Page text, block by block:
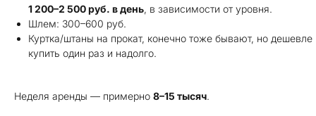
1 200–2 500 руб. в день, в зависимости от уровня.
Шлем: 300–600 руб.
Куртка/штаны на прокат, конечно тоже бывают, но дешевле
купить один раз и надолго.
Неделя аренды — примерно 8–15 тысяч.